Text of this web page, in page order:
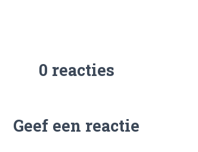
0 reacties
Geef een reactie